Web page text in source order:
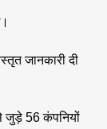
जानकारी दी
जुड़े 56 कंपनियों